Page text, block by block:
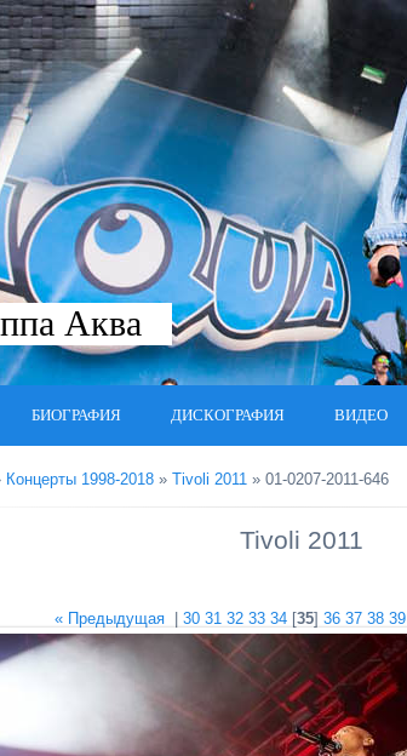
Аква
БИОГРАФИЯ ДИСКОГРАФИЯ ВИДЕО
Концерты 1998-2018 » Tivoli 2011 » 01-0207-2011-646
Tivoli 2011
« Предыдущая| 30 31 32 33 34[35] 36 37 38 39